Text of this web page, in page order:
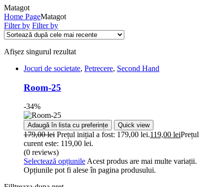
Matagot
Home PageMatagot
Filter by Filter by
Afișez singurul rezultat
Jocuri de societate, Petrecere, Second Hand
Room-25
-34%
Adaugă în lista cu preferințe Quick view
179,00lei Prețul inițial a fost: 179,00 lei.119,00 leiPrețul
curent este: 119,00 lei.
(0 reviews)
Selectează opțiunile Acest produs are mai multe variații.
Opțiunile pot fi alese în pagina produsului.